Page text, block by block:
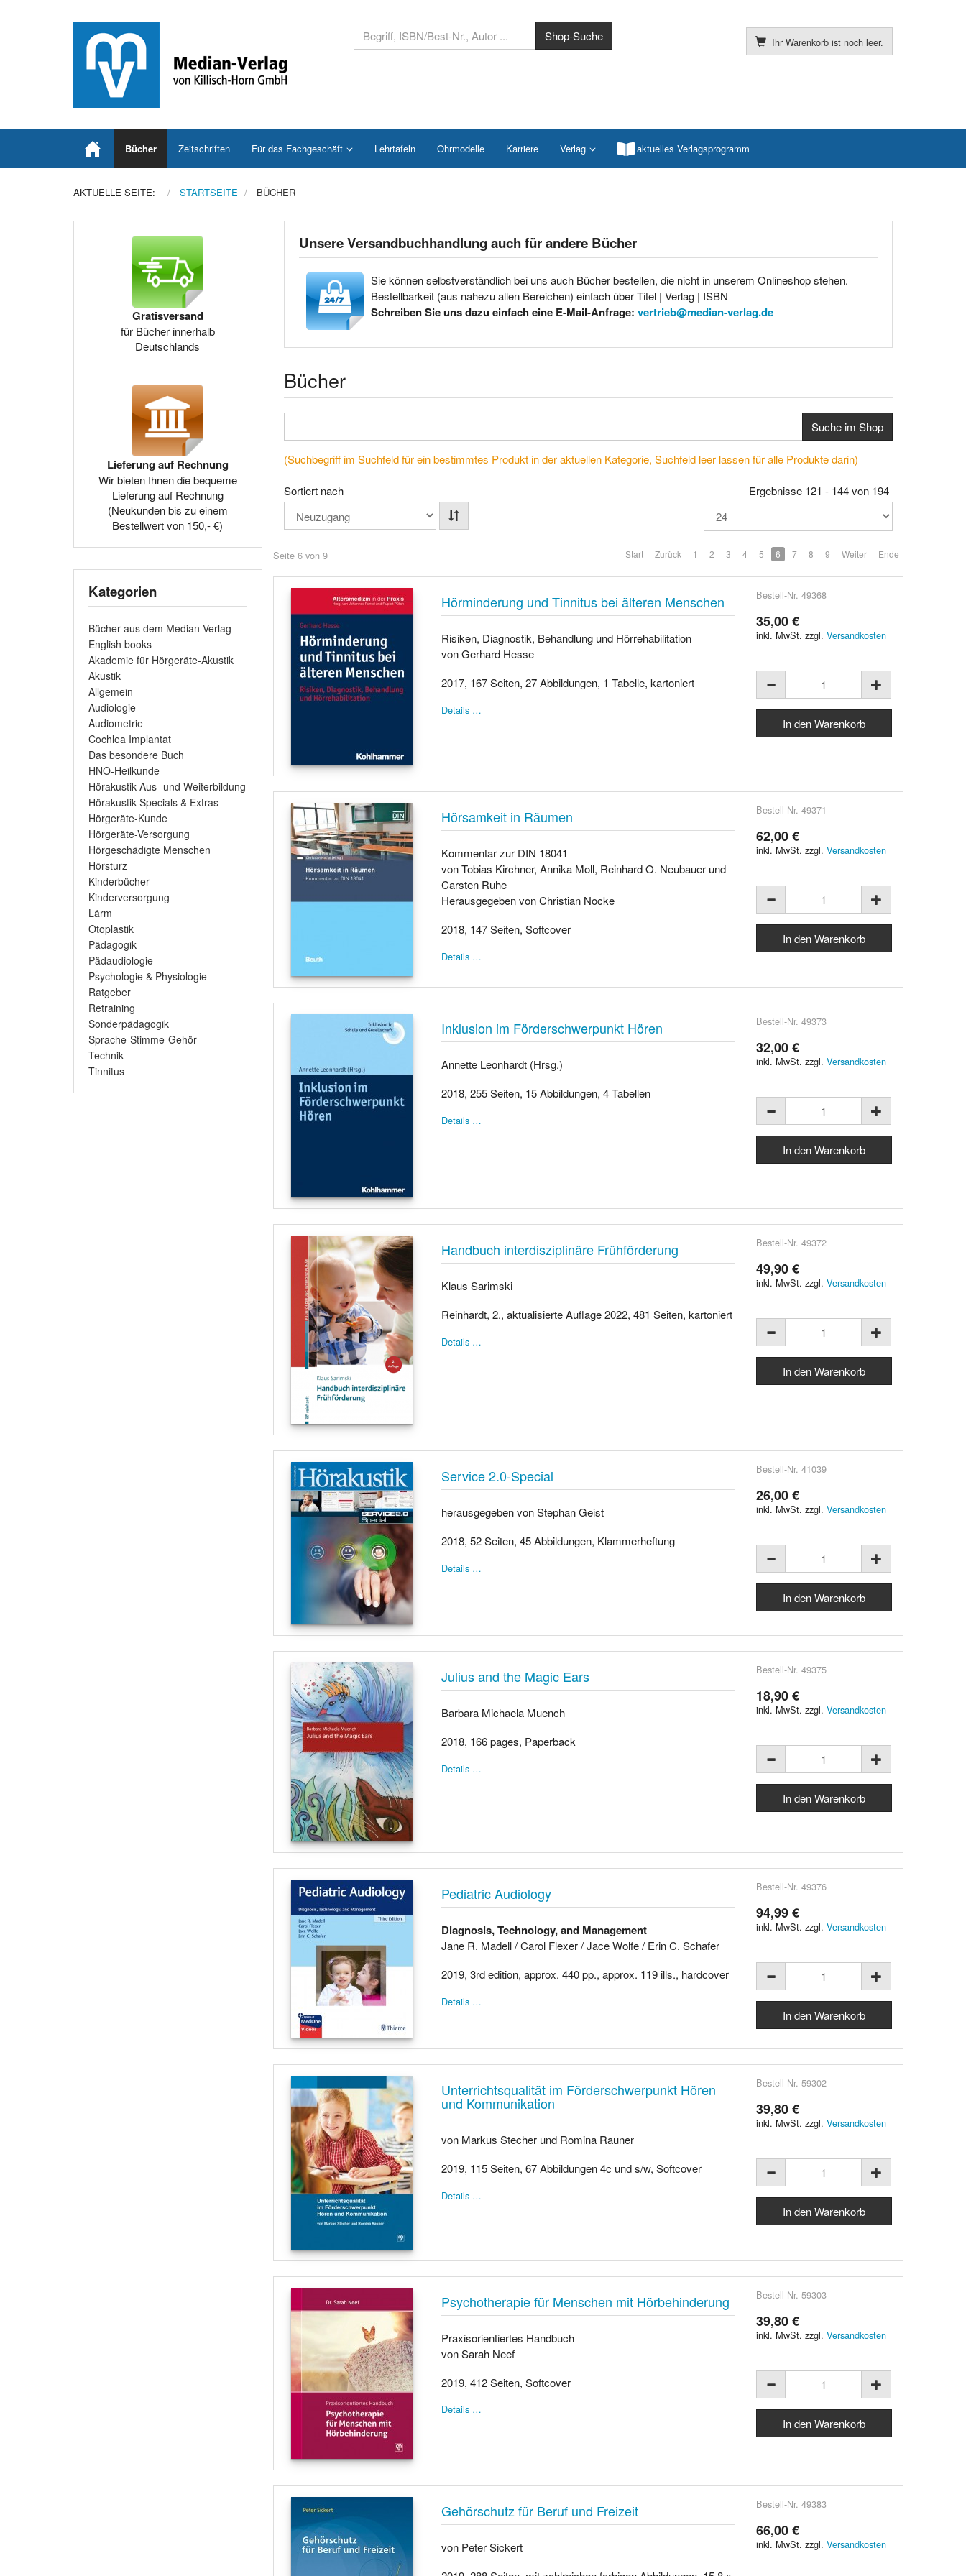
Ihr Warenkorb ist noch leer.
Bücher Zeitschriften Für das Fachgeschäft Lehrtafeln Ohrmodelle Karriere Verlag aktuelles Verlagsprogramm
AKTUELLE SEITE: STARTSEITE BÜCHER
Unsere Versandbuchhandlung auch für andere Bücher
Sie können selbstverständlich bei uns auch Bücher bestellen, die nicht in unserem Onlineshop stehen.
Bestellbarkeit (aus nahezu allen Bereichen) einfach über Titel | Verlag | ISBN
Schreiben Sie uns dazu einfach eine E-Mail-Anfrage: vertrieb@median-verlag.de
Bücher
Suche im Shop
(Suchbegriff im Suchfeld für ein bestimmtes Produkt in der aktuellen Kategorie, Suchfeld leer lassen für alle Produkte darin)
Sortiert nach Ergebnisse 121 - 144 von 194
Seite 6 von 9 Start Zurück 1 2 3 4 5 6 7 8 9 Weiter Ende
Hörminderung und Tinnitus bei älteren Menschen
Risiken, Diagnostik, Behandlung und Hörrehabilitation
von Gerhard Hesse
2017, 167 Seiten, 27 Abbildungen, 1 Tabelle, kartoniert
Details …
Bestell-Nr. 49368
35,00 €
inkl. MwSt. zzgl.Versandkosten
Hörsamkeit in Räumen
Kommentar zur DIN 18041
von Tobias Kirchner, Annika Moll, Reinhard O. Neubauer und
Carsten Ruhe
Herausgegeben von Christian Nocke
2018, 147 Seiten, Softcover
Details …
Bestell-Nr. 49371
62,00 €
inkl. MwSt. zzgl.Versandkosten
Inklusion im Förderschwerpunkt Hören
Annette Leonhardt (Hrsg.)
2018, 255 Seiten, 15 Abbildungen, 4 Tabellen
Details …
Bestell-Nr. 49373
32,00 €
inkl. MwSt. zzgl.Versandkosten
Handbuch interdisziplinäre Frühförderung
Klaus Sarimski
Reinhardt, 2., aktualisierte Auflage 2022, 481 Seiten, kartoniert
Details …
Bestell-Nr. 49372
49,90 €
inkl. MwSt. zzgl.Versandkosten
Service 2.0-Special
herausgegeben von Stephan Geist
2018, 52 Seiten, 45 Abbildungen, Klammerheftung
Details …
Bestell-Nr. 41039
26,00 €
inkl. MwSt. zzgl.Versandkosten
Julius and the Magic Ears
Barbara Michaela Muench
2018, 166 pages, Paperback
Details …
Bestell-Nr. 49375
18,90 €
inkl. MwSt. zzgl.Versandkosten
Pediatric Audiology
Diagnosis, Technology, and Management
Jane R. Madell / Carol Flexer / Jace Wolfe / Erin C. Schafer
2019, 3rd edition, approx. 440 pp., approx. 119 ills., hardcover
Details …
Bestell-Nr. 49376
94,99 €
inkl. MwSt. zzgl.Versandkosten
Unterrichtsqualität im Förderschwerpunkt Hören
und Kommunikation
von Markus Stecher und Romina Rauner
2019, 115 Seiten, 67 Abbildungen 4c und s/w, Softcover
Details …
Bestell-Nr. 59302
39,80 €
inkl. MwSt. zzgl.Versandkosten
Psychotherapie für Menschen mit Hörbehinderung
Praxisorientiertes Handbuch
von Sarah Neef
2019, 412 Seiten, Softcover
Details …
Bestell-Nr. 59303
39,80 €
inkl. MwSt. zzgl.Versandkosten
Gehörschutz für Beruf und Freizeit
von Peter Sickert
Bestell-Nr. 49383
66,00 €
inkl. MwSt. zzgl.Versandkosten
Gratisversand
für Bücher innerhalb
Deutschlands
Lieferung auf Rechnung
Wir bieten Ihnen die bequeme
Lieferung auf Rechnung
(Neukunden bis zu einem
Bestellwert von 150,- €)
Kategorien
Bücher aus dem Median-Verlag
English books
Akademie für Hörgeräte-Akustik
Akustik
Allgemein
Audiologie
Audiometrie
Cochlea Implantat
Das besondere Buch
HNO-Heilkunde
Hörakustik Aus- und Weiterbildung
Hörakustik Specials & Extras
Hörgeräte-Kunde
Hörgeräte-Versorgung
Hörgeschädigte Menschen
Hörsturz
Kinderbücher
Kinderversorgung
Lärm
Otoplastik
Pädagogik
Pädaudiologie
Psychologie & Physiologie
Ratgeber
Retraining
Sonderpädagogik
Sprache-Stimme-Gehör
Technik
Tinnitus